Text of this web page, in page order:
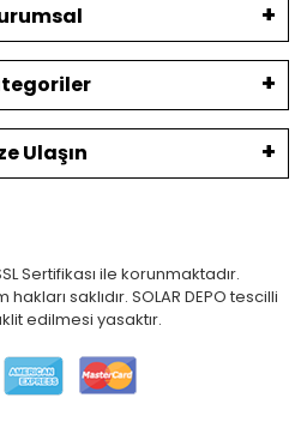
Ulaşın
Sertifikası ile korunmaktadır.
saklıdır. SOLAR DEPO tescilli
edilmesi yasaktır.